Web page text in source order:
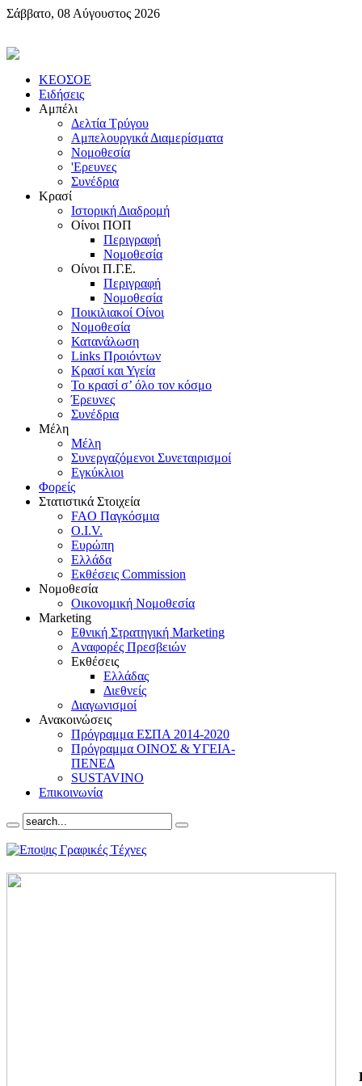
Σάββατο, 08 Αύγουστος 2026
KEOΣOE
Ειδήσεις
Αμπέλι
Δελτία Τρύγου
Αμπελουργικά Διαμερίσματα
Nομοθεσία
'Eρευνες
Συνέδρια
Κρασί
Iστορική Διαδρομή
Oίνοι ΠOΠ
Περιγραφή
Nομοθεσία
Oίνοι Π.Γ.E.
Περιγραφή
Νομοθεσία
Ποικιλιακοί Oίνοι
Nομοθεσία
Κατανάλωση
Links Προιόντων
Κρασί και Υγεία
To κρασί σ’ όλο τον κόσμο
Έρευνες
Συνέδρια
Μέλη
Mέλη
Συνεργαζόμενοι Συνεταιρισμοί
Εγκύκλιοι
Φορείς
Στατιστικά Στοιχεία
FAO Παγκόσμια
O.I.V.
Ευρώπη
Ελλάδα
Eκθέσεις Commission
Νομοθεσία
Οικονομική Νομοθεσία
Marketing
Eθνική Στρατηγική Marketing
Aναφορές Πρεσβειών
Eκθέσεις
Eλλάδας
Διεθνείς
Διαγωνισμοί
Ανακοινώσεις
Πρόγραμμα ΕΣΠΑ 2014-2020
Πρόγραμμα ΟΙΝΟΣ & ΥΓΕΙΑ-
ΠΕΝΕΔ
SUSTAVINO
Επικοινωνία